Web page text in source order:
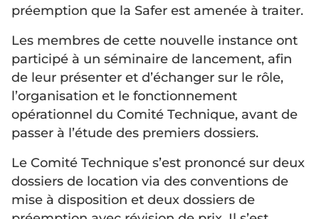
préemption que la Safer est amenée à traiter.
Les membres de cette nouvelle instance ont
participé à un séminaire de lancement, afin
de leur présenter et d’échanger sur le rôle,
l’organisation et le fonctionnement
opérationnel du Comité Technique, avant de
passer à l’étude des premiers dossiers.
Le Comité Technique s’est prononcé sur deux
dossiers de location via des conventions de
mise à disposition et deux dossiers de